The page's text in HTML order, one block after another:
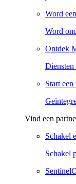
Word
Word
Ontdek
Diensten
Start
Vind een
Schakel
Schakel